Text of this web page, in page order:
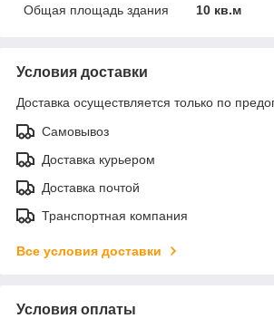
Общая площадь здания
10 кв.м
Условия доставки
Доставка осуществляется только по
Самовывоз
Доставка курьером
Доставка почтой
Транспортная компания
Все условия доставки
Условия оплаты